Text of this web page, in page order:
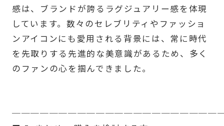
感は、ブランドが誇るラグジュアリー感を体現
しています。数々のセレブリティやファッショ
ンアイコンにも愛用される背景には、常に時代
を先取りする先進的な美意識があるため、多く
のファンの心を掴んできました。